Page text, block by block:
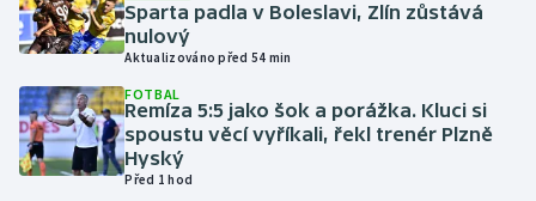
Házená
Jezdectví
Judo
Sparta padla v Boleslavi, Zlín zůstává
nulový
Aktualizováno před 54 min
FOTBAL
Remíza 5:5 jako šok a porážka. Kluci si
spoustu věcí vyříkali, řekl trenér Plzně
Hyský
Před 1 hod